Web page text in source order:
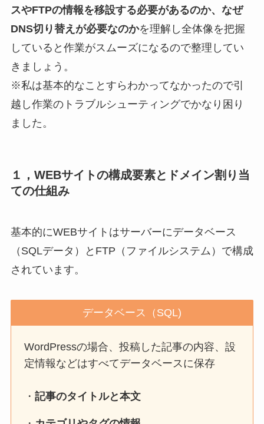
スやFTPの情報を移設する必要があるのか、なぜ
DNS切り替えが必要なのかを理解し全体像を把握
していると作業がスムーズになるので整理してい
きましょう。
※私は基本的なことすらわかってなかったので引
越し作業のトラブルシューティングでかなり困り
ました。
１，WEBサイトの構成要素とドメイン割り当
ての仕組み
基本的にWEBサイトはサーバーにデータベース
（SQLデータ）とFTP（ファイルシステム）で構成
されています。
データベース（SQL)
WordPressの場合、投稿した記事の内容、設
定情報などはすべてデータベースに保存
・記事のタイトルと本文